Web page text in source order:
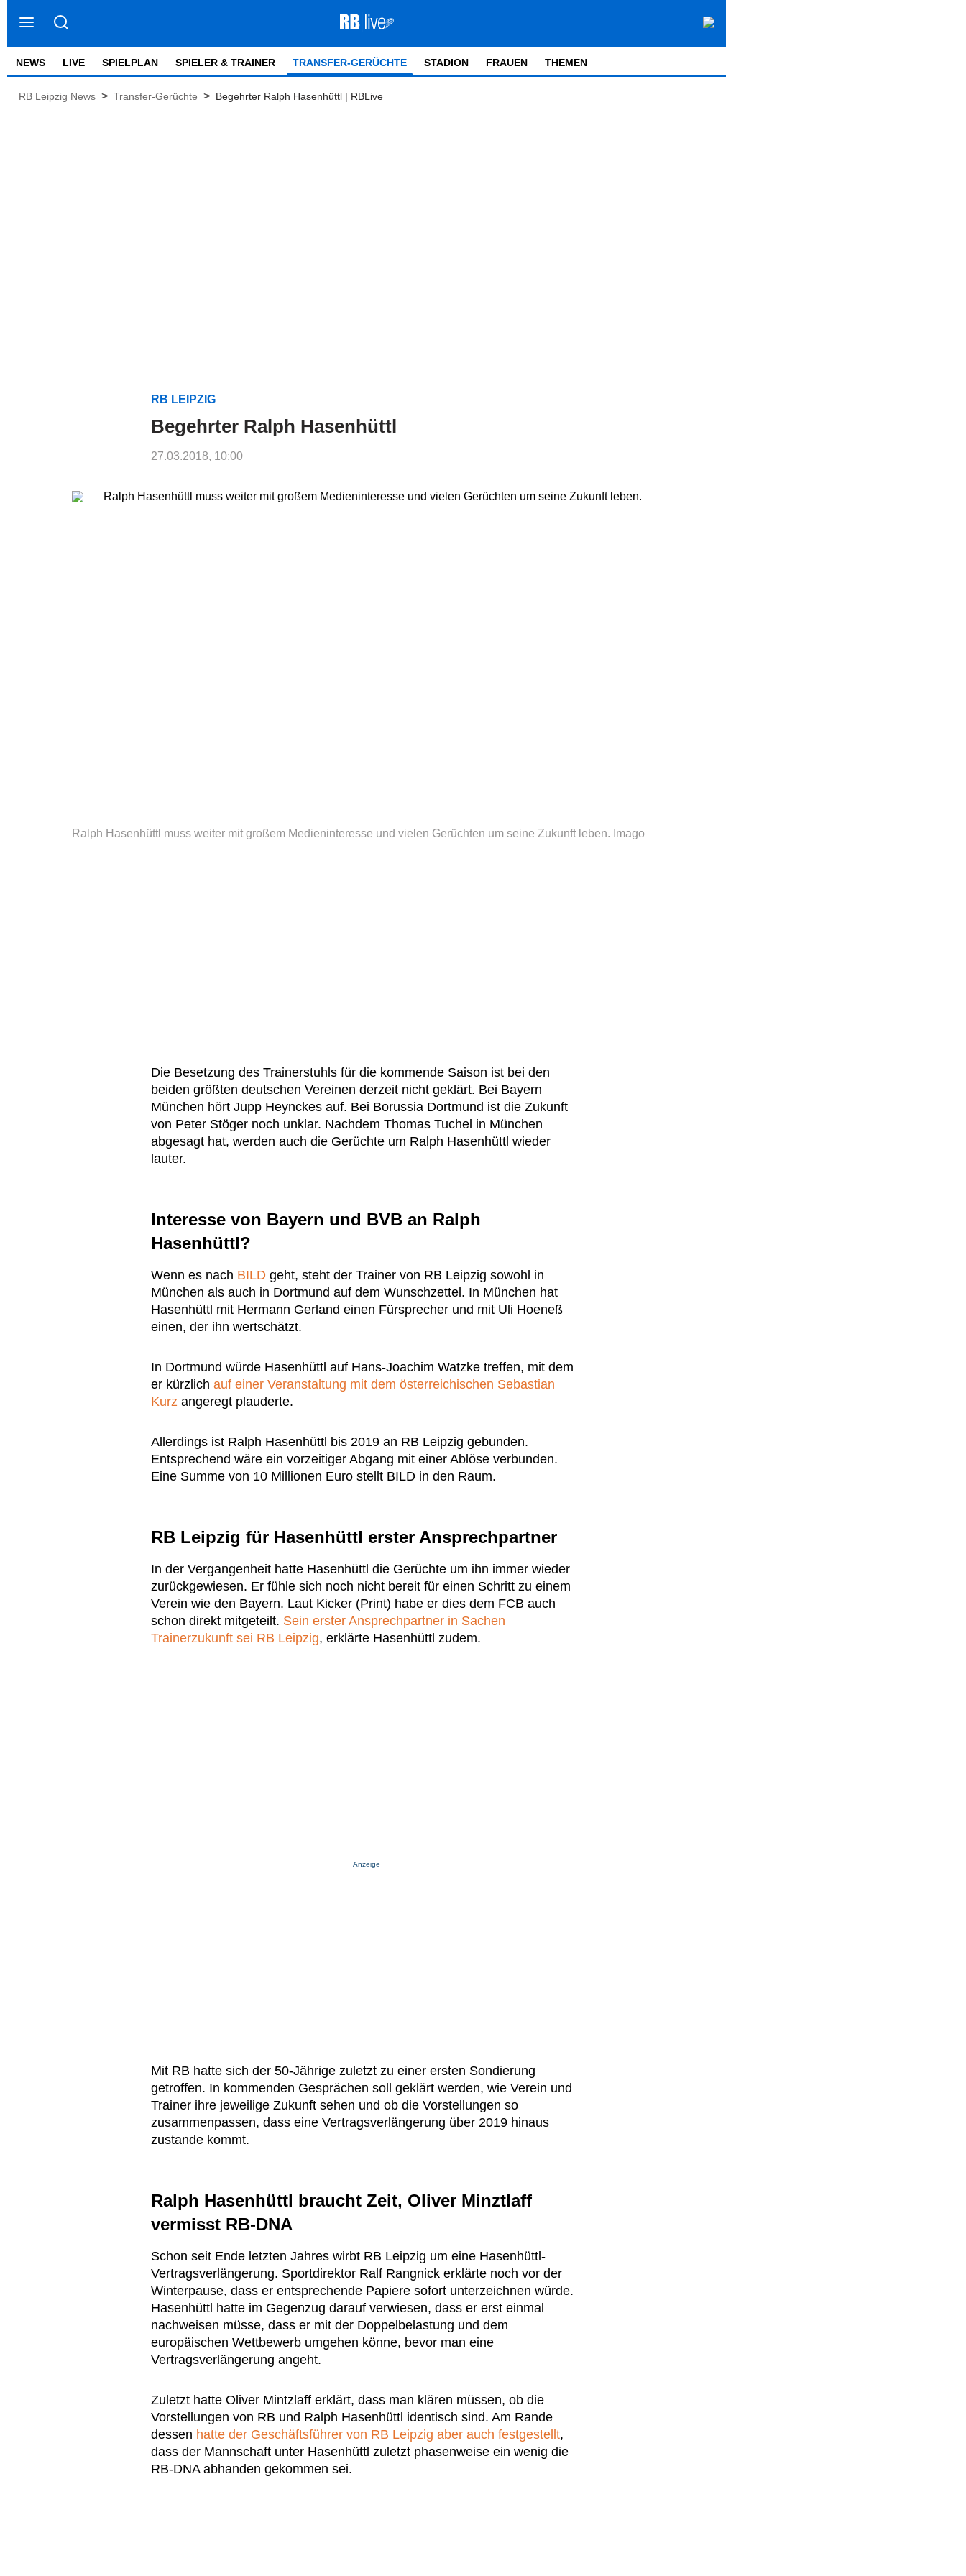
NEWS LIVE SPIELPLAN SPIELER & TRAINER TRANSFER-GERÜCHTE STADION FRAUEN THEMEN
RB Leipzig News > Transfer-Gerüchte > Begehrter Ralph Hasenhüttl | RBLive
RB LEIPZIG
Begehrter Ralph Hasenhüttl
27.03.2018, 10:00
Ralph Hasenhüttl muss weiter mit großem Medieninteresse und vielen Gerüchten um seine Zukunft leben. Imago
Die Besetzung des Trainerstuhls für die kommende Saison ist bei den
beiden größten deutschen Vereinen derzeit nicht geklärt. Bei Bayern
München hört Jupp Heynckes auf. Bei Borussia Dortmund ist die Zukunft
von Peter Stöger noch unklar. Nachdem Thomas Tuchel in München
abgesagt hat, werden auch die Gerüchte um Ralph Hasenhüttl wieder
lauter.
Interesse von Bayern und BVB an Ralph
Hasenhüttl?
Wenn es nach BILD geht, steht der Trainer von RB Leipzig sowohl in
München als auch in Dortmund auf dem Wunschzettel. In München hat
Hasenhüttl mit Hermann Gerland einen Fürsprecher und mit Uli Hoeneß
einen, der ihn wertschätzt.
In Dortmund würde Hasenhüttl auf Hans-Joachim Watzke treffen, mit dem
er kürzlich auf einer Veranstaltung mit dem österreichischen Sebastian
Kurz angeregt plauderte.
Allerdings ist Ralph Hasenhüttl bis 2019 an RB Leipzig gebunden.
Entsprechend wäre ein vorzeitiger Abgang mit einer Ablöse verbunden.
Eine Summe von 10 Millionen Euro stellt BILD in den Raum.
RB Leipzig für Hasenhüttl erster Ansprechpartner
In der Vergangenheit hatte Hasenhüttl die Gerüchte um ihn immer wieder
zurückgewiesen. Er fühle sich noch nicht bereit für einen Schritt zu einem
Verein wie den Bayern. Laut Kicker (Print) habe er dies dem FCB auch
schon direkt mitgeteilt. Sein erster Ansprechpartner in Sachen
Trainerzukunft sei RB Leipzig, erklärte Hasenhüttl zudem.
Anzeige
Mit RB hatte sich der 50-Jährige zuletzt zu einer ersten Sondierung
getroffen. In kommenden Gesprächen soll geklärt werden, wie Verein und
Trainer ihre jeweilige Zukunft sehen und ob die Vorstellungen so
zusammenpassen, dass eine Vertragsverlängerung über 2019 hinaus
zustande kommt.
Ralph Hasenhüttl braucht Zeit, Oliver Minztlaff
vermisst RB-DNA
Schon seit Ende letzten Jahres wirbt RB Leipzig um eine Hasenhüttl-
Vertragsverlängerung. Sportdirektor Ralf Rangnick erklärte noch vor der
Winterpause, dass er entsprechende Papiere sofort unterzeichnen würde.
Hasenhüttl hatte im Gegenzug darauf verwiesen, dass er erst einmal
nachweisen müsse, dass er mit der Doppelbelastung und dem
europäischen Wettbewerb umgehen könne, bevor man eine
Vertragsverlängerung angeht.
Zuletzt hatte Oliver Mintzlaff erklärt, dass man klären müssen, ob die
Vorstellungen von RB und Ralph Hasenhüttl identisch sind. Am Rande
dessen hatte der Geschäftsführer von RB Leipzig aber auch festgestellt,
dass der Mannschaft unter Hasenhüttl zuletzt phasenweise ein wenig die
RB-DNA abhanden gekommen sei.